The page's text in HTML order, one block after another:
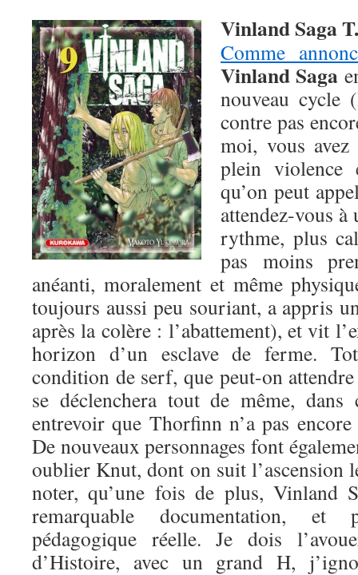
Vinland Saga
Comme
Vinland Saga
nouveau cycle
contre pas
moi, vous
plein violence
qu’on peut
attendez-vous à
rythme, plus
pas moins
anéanti, moralement et même
toujours aussi peu souriant, a appris
après la colère : l’abattement), et vit
horizon d’un esclave de ferme.
condition de serf, que peut-on
se déclenchera tout de même,
entrevoir que Thorfinn n’a pas
De nouveaux personnages font
oublier Knut, dont on suit l’ascension
noter, qu’une fois de plus, Vinland
remarquable documentation,
pédagogique réelle. Je dois
d’Histoire, avec un grand H,